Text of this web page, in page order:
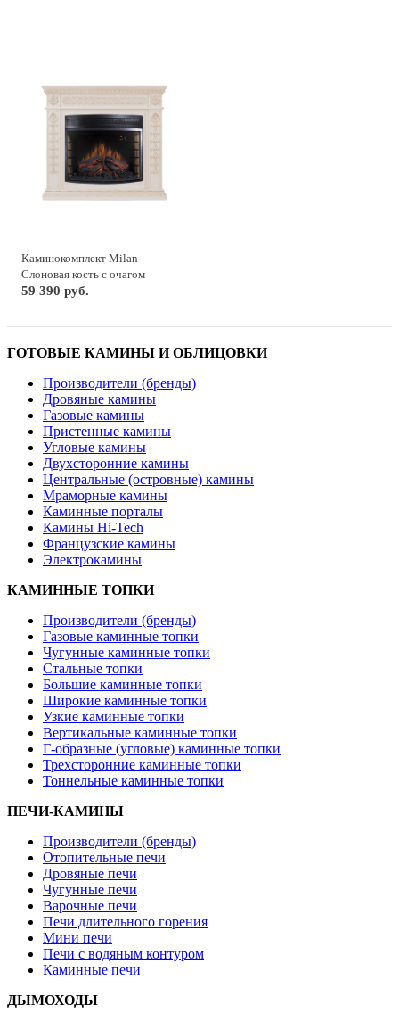
Каминокомплект Milan -
Слоновая кость с очагом
Dioramic 28 LED FX
59 390 руб.
ГОТОВЫЕ КАМИНЫ И ОБЛИЦОВКИ
Производители (бренды)
Дровяные камины
Газовые камины
Пристенные камины
Угловые камины
Двухсторонние камины
Центральные (островные) камины
Мраморные камины
Каминные порталы
Камины Hi-Tech
Французские камины
Электрокамины
КАМИННЫЕ ТОПКИ
Производители (бренды)
Газовые каминные топки
Чугунные каминные топки
Стальные топки
Большие каминные топки
Широкие каминные топки
Узкие каминные топки
Вертикальные каминные топки
Г-образные (угловые) каминные топки
Трехсторонние каминные топки
Тоннельные каминные топки
ПЕЧИ-КАМИНЫ
Производители (бренды)
Отопительные печи
Дровяные печи
Чугунные печи
Варочные печи
Печи длительного горения
Мини печи
Печи с водяным контуром
Каминные печи
ДЫМОХОДЫ